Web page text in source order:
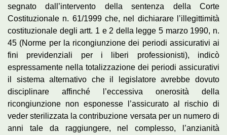
segnato dall’intervento della sentenza della Corte
Costituzionale n. 61/1999 che, nel dichiarare l’illegittimità
costituzionale degli artt. 1 e 2 della legge 5 marzo 1990, n.
45 (Norme per la ricongiunzione dei periodi assicurativi ai
fini previdenziali per i liberi professionisti), indicò
espressamente nella totalizzazione dei periodi assicurativi
il sistema alternativo che il legislatore avrebbe dovuto
disciplinare affinché l’eccessiva onerosità della
ricongiunzione non esponesse l’assicurato al rischio di
veder sterilizzata la contribuzione versata per un numero di
anni tale da raggiungere, nel complesso, l’anzianità